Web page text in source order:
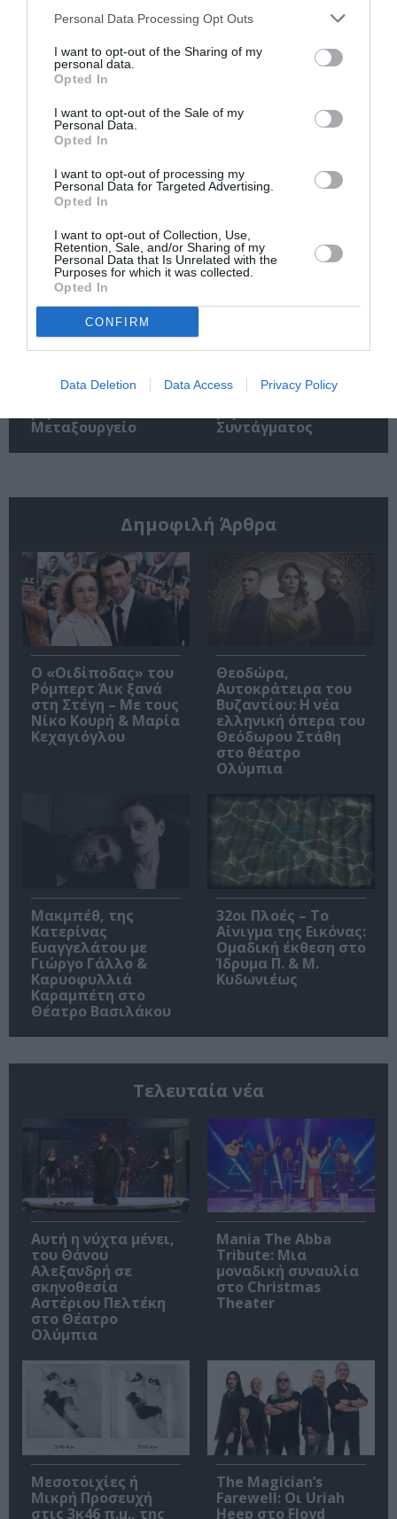
Personal Data Processing Opt Outs
I want to opt-out of the Sharing of my
personal data.
Opted In
I want to opt-out of the Sale of my
Personal Data.
Opted In
I want to opt-out of processing my
Personal Data for Targeted Advertising.
Opted In
I want to opt-out of Collection, Use,
Retention, Sale, and/or Sharing of my
Personal Data that Is Unrelated with the
Purposes for which it was collected.
Opted In
CONFIRM
Data Deletion Data Access Privacy Policy
Η μακρά λίστα με
τις υποψηφιότητες
για το Βραβείο
Booker 2026
2026 στο Ναύπλιο
«Παρεμποδίζοντας
Ιουλιανά 1965»:
Παρουσίαση του
Μεταξουργείο
Σπύρος Κακατσάκης
Σκοτάδι:
Παρουσίαση του
Συντάγματος
Δημοφιλή Άρθρα
O «Οιδίποδας» του
Ρόμπερτ Άικ ξανά
στη Στέγη – Με τους
Νίκο Κουρή & Μαρία
Κεχαγιόγλου
Θεοδώρα,
Αυτοκράτειρα του
Βυζαντίου: Η νέα
ελληνική όπερα του
Θεόδωρου Στάθη
στο θέατρο
Ολύμπια
Μακμπέθ, της
Κατερίνας
Ευαγγελάτου με
Γιώργο Γάλλο &
Καρυοφυλλιά
Καραμπέτη στο
Θέατρο Βασιλάκου
32οι Πλοές – Το
Αίνιγμα της Εικόνας:
Ομαδική έκθεση στο
Ίδρυμα Π. & Μ.
Κυδωνιέως
Τελευταία νέα
Αυτή η νύχτα μένει,
του Θάνου
Αλεξανδρή σε
σκηνοθεσία
Αστέριου Πελτέκη
στο Θέατρο
Ολύμπια
Mania The Abba
Tribute: Μια
μοναδική συναυλία
στο Christmas
Theater
Μεσοτοιχίες ή
Μικρή Προσευχή
στις 3κ46 π.μ., της
The Magician’s
Farewell: Οι Uriah
Heep στο Floyd